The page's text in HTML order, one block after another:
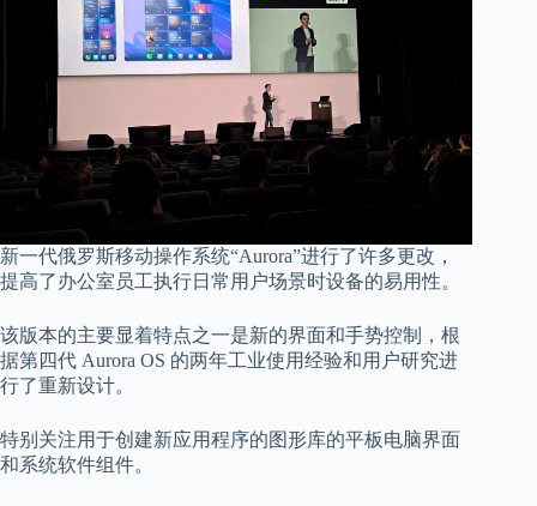
新一代俄罗斯移动操作系统“Aurora”进行了许多更改，
提高了办公室员工执行日常用户场景时设备的易用性。
该版本的主要显着特点之一是新的界面和手势控制，根
据第四代 Aurora OS 的两年工业使用经验和用户研究进
行了重新设计。
特别关注用于创建新应用程序的图形库的平板电脑界面
和系统软件组件。